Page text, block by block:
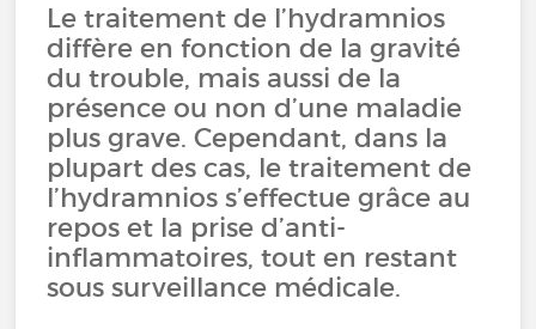
Le traitement de l’hydramnios
diffère en fonction de la gravité
du trouble, mais aussi de la
présence ou non d’une maladie
plus grave. Cependant, dans la
plupart des cas, le traitement de
l’hydramnios s’effectue grâce au
repos et la prise d’anti-
inflammatoires, tout en restant
sous surveillance médicale.